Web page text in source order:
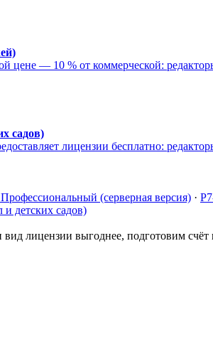
— 10 % от коммерческой:
садов)
лицензии бесплатно:
(серверная версия) ·
детских садов)
лицензии выгоднее, подготовим счёт